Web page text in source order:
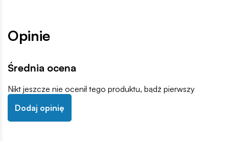
Opinie
Średnia ocena
Nikt jeszcze nie ocenił tego produktu, bądź pierwszy
Dodaj opinię